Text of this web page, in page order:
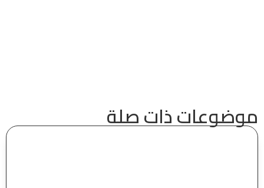
موضوعات ذات صلة